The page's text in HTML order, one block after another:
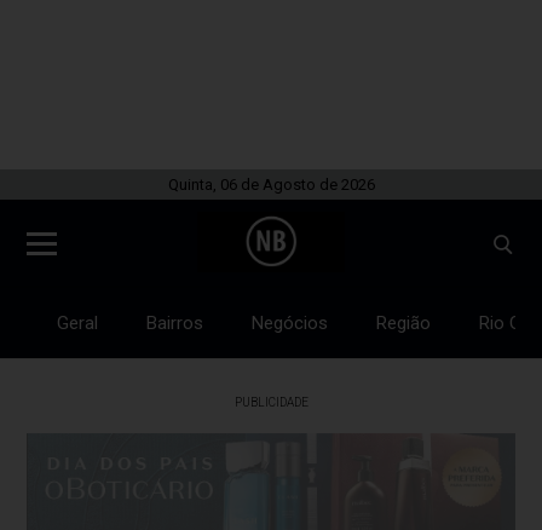
Quinta, 06 de Agosto de 2026
Geral Bairros Negócios Região Rio
PUBLICIDADE